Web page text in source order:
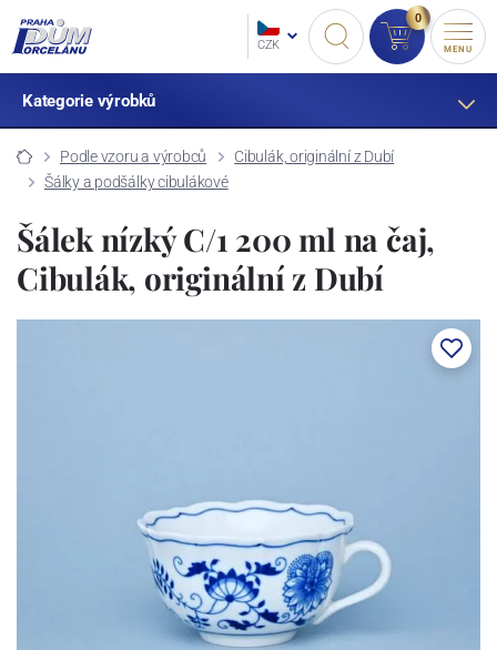
CZK
0
MENU
Kategorie výrobků
Podle vzoru a výrobců
Cibulák, originální z Dubí
Šálky a podšálky cibulákové
Šálek nízký C/1 200 ml na čaj,
Cibulák, originální z Dubí